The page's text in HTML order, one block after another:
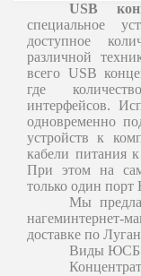
USB
специальное
доступное
различной
всего USB
где
интерфейсов.
одновременно
устройств к
кабели питания
При этом на
только один
Мы
нагеминтернет-
доставке по
Виды ЮСБ